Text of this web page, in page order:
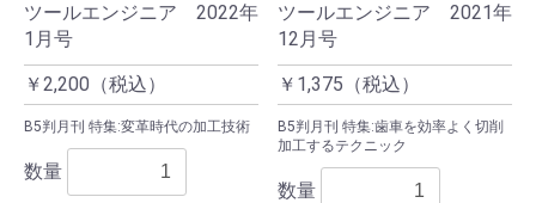
ツールエンジニア 2022年
1月号
￥2,200（税込）
B5判月刊 特集:変革時代の加工技術
数量
ツールエンジニア 2021年
12月号
￥1,375（税込）
B5判月刊 特集:歯車を効率よく切削
加工するテクニック
数量